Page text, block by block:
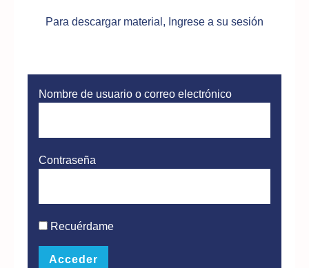
Para descargar material, Ingrese a su sesión
Nombre de usuario o correo electrónico
Contraseña
Recuérdame